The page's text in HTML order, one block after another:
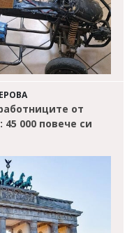
от
000 повече си